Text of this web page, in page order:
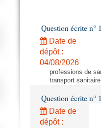
Question écrite
Date de
dépôt :
04/08/2026
professions de
transport
Question écrite n°
Date de
dépôt :